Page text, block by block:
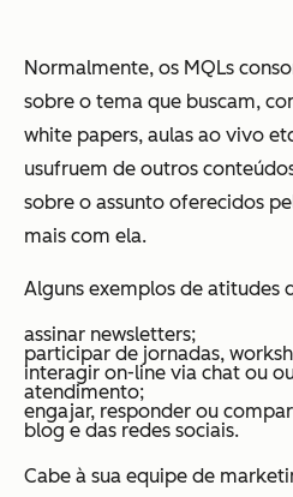
Normalmente, os MQLs
sobre o tema que buscam,
white papers, aulas ao vivo
usufruem de outros
sobre o assunto oferecidos
mais com ela.
Alguns exemplos de atitudes
assinar newsletters;
participar de jornadas,
interagir on-line via chat ou
atendimento;
engajar, responder ou
blog e das redes sociais.
Cabe à sua equipe de